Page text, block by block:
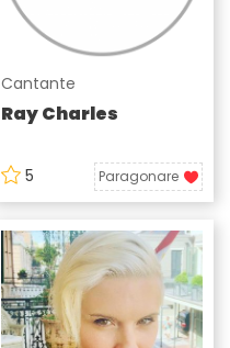
Cantante
Ray Charles
5 Paragonare